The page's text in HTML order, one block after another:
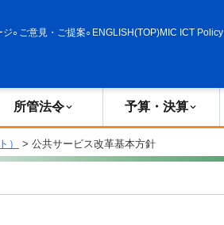
ジ ご意見・ご提案 ENGLISH(TOP)MIC ICT Policy
所管法令 予算・決算
） > 公共サービス改革基本方針